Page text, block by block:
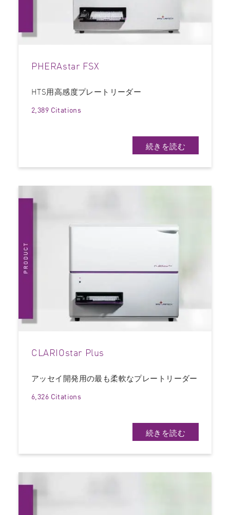
PHERAstar FSX
HTS用高感度プレートリーダー
2,389 Citations
続きを読む
CLARIOstar Plus
アッセイ開発用の最も柔軟なプレートリーダー
6,326 Citations
続きを読む